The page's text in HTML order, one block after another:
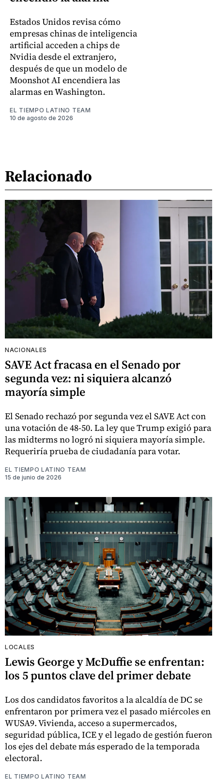
Estados Unidos revisa cómo
empresas chinas de inteligencia
artificial acceden a chips de
Nvidia desde el extranjero,
después de que un modelo de
Moonshot AI encendiera las
alarmas en Washington.
EL TIEMPO LATINO TEAM
10 de agosto de 2026
Relacionado
NACIONALES
SAVE Act fracasa en el Senado por
segunda vez: ni siquiera alcanzó
mayoría simple
El Senado rechazó por segunda vez el SAVE Act con
una votación de 48-50. La ley que Trump exigió para
las midterms no logró ni siquiera mayoría simple.
Requeriría prueba de ciudadanía para votar.
EL TIEMPO LATINO TEAM
15 de junio de 2026
LOCALES
Lewis George y McDuffie se enfrentan:
los 5 puntos clave del primer debate
Los dos candidatos favoritos a la alcaldía de DC se
enfrentaron por primera vez el pasado miércoles en
WUSA9. Vivienda, acceso a supermercados,
seguridad pública, ICE y el legado de gestión fueron
los ejes del debate más esperado de la temporada
electoral.
EL TIEMPO LATINO TEAM